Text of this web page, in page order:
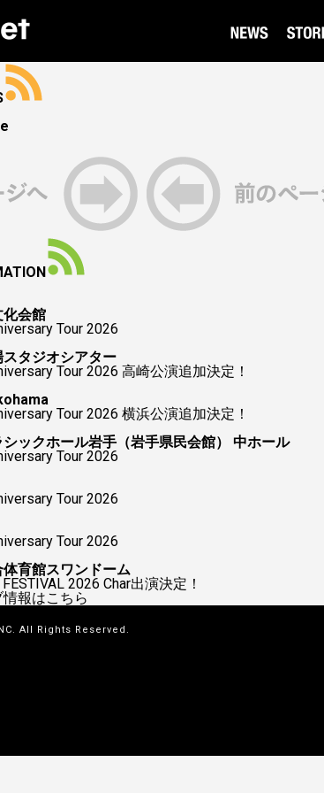
化会館
Tour 2026
タジオシアター
Tour 2026 高崎公演追加決定！
Tour 2026 横浜公演追加決定！
シックホール岩手（岩手県民会館） 中ホール
Tour 2026
Tour 2026
Tour 2026
体育館スワンドーム
FESTIVAL 2026 Char出演決定！
報はこちら
All Rights Reserved.